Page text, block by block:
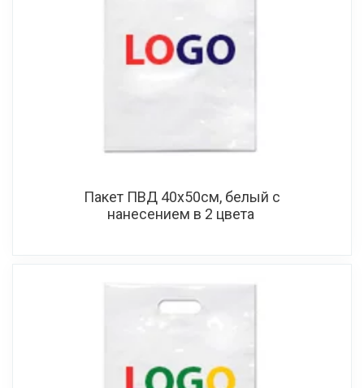
Пакет ПВД 40х50см, белый с
нанесением в 2 цвета